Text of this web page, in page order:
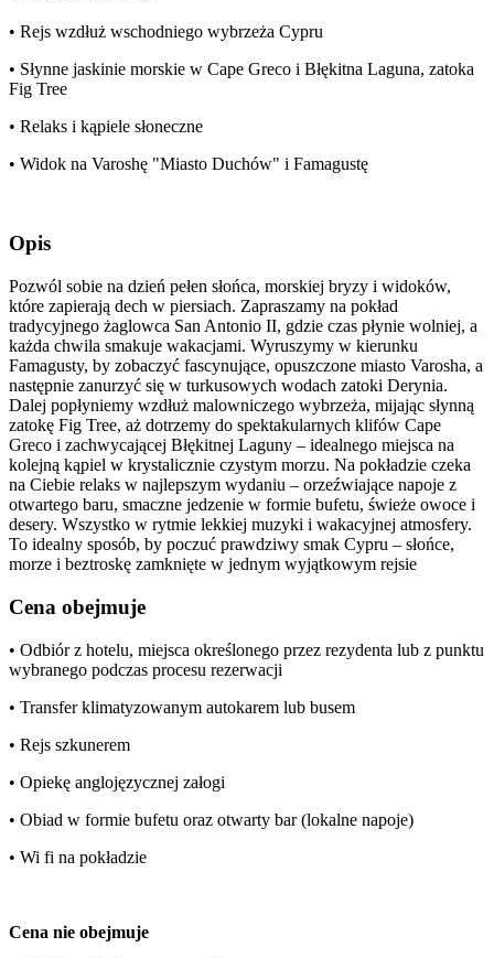
• Rejs wzdłuż wschodniego wybrzeża Cypru
• Słynne jaskinie morskie w Cape Greco i Błękitna Laguna, zatoka
Fig Tree
• Relaks i kąpiele słoneczne
• Widok na Varoshę "Miasto Duchów" i Famagustę
Opis
Pozwól sobie na dzień pełen słońca, morskiej bryzy i widoków,
które zapierają dech w piersiach. Zapraszamy na pokład
tradycyjnego żaglowca San Antonio II, gdzie czas płynie wolniej, a
każda chwila smakuje wakacjami. Wyruszymy w kierunku
Famagusty, by zobaczyć fascynujące, opuszczone miasto Varosha, a
następnie zanurzyć się w turkusowych wodach zatoki Derynia.
Dalej popłyniemy wzdłuż malowniczego wybrzeża, mijając słynną
zatokę Fig Tree, aż dotrzemy do spektakularnych klifów Cape
Greco i zachwycającej Błękitnej Laguny – idealnego miejsca na
kolejną kąpiel w krystalicznie czystym morzu. Na pokładzie czeka
na Ciebie relaks w najlepszym wydaniu – orzeźwiające napoje z
otwartego baru, smaczne jedzenie w formie bufetu, świeże owoce i
desery. Wszystko w rytmie lekkiej muzyki i wakacyjnej atmosfery.
To idealny sposób, by poczuć prawdziwy smak Cypru – słońce,
morze i beztroskę zamknięte w jednym wyjątkowym rejsie
Cena obejmuje
• Odbiór z hotelu, miejsca określonego przez rezydenta lub z punktu
wybranego podczas procesu rezerwacji
• Transfer klimatyzowanym autokarem lub busem
• Rejs szkunerem
• Opiekę anglojęzycznej załogi
• Obiad w formie bufetu oraz otwarty bar (lokalne napoje)
• Wi fi na pokładzie
Cena nie obejmuje